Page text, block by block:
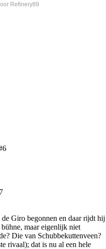
Refinery89
Giro begonnen en daar rijdt hij
maar eigenlijk niet
Die van Schubbekuttenveen?
rivaal); dat is nu al een hele